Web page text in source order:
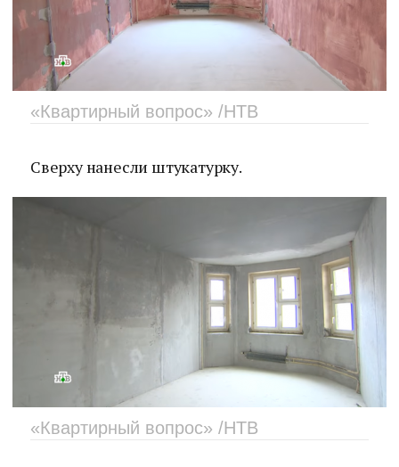
«Квартирный вопрос» /НТВ
Сверху нанесли штукатурку.
«Квартирный вопрос» /НТВ